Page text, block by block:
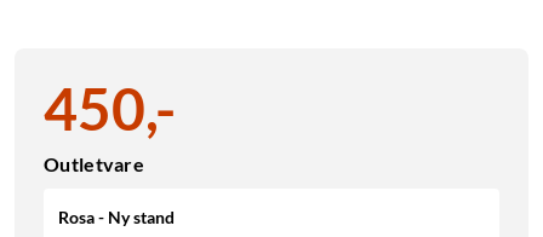
450,-
Outletvare
Rosa - Ny stand